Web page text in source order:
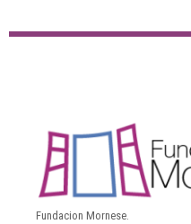
Fundacion Mornese.